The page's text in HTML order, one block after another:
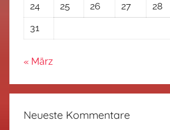
24
25 26 27 28
31
« März
Neueste Kommentare